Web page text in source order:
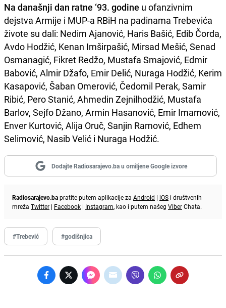
Na današnji dan ratne ‘93. godine u ofanzivnim
dejstva Armije i MUP-a RBiH na padinama Trebevića
živote su dali: Nedim Ajanović, Haris Bašić, Edib Čorda,
Avdo Hodžić, Kenan Imširpašić, Mirsad Mešić, Senad
Osmanagić, Fikret Redžo, Mustafa Smajović, Edmir
Babović, Almir Džafo, Emir Delić, Nuraga Hodžić, Kerim
Kasapović, Šaban Omerović, Čedomil Perak, Samir
Ribić, Pero Stanić, Ahmedin Zejnilhodžić, Mustafa
Barlov, Sejfo Džano, Armin Hasanović, Emir Imamović,
Enver Kurtović, Alija Oruč, Sanjin Ramović, Edhem
Selimović, Nasib Velić i Nuraga Hodžić.
Dodajte Radiosarajevo.ba u omiljene Google izvore
Radiosarajevo.bapratite putem aplikacije za Android | iOS i društvenih
mreža Twitter | Facebook | Instagram, kao i putem našeg ViberChata.
#Trebević #godišnjica